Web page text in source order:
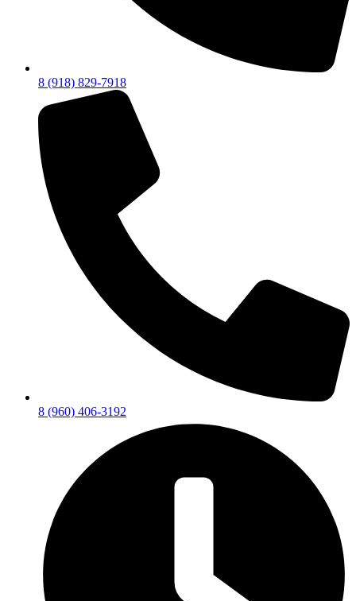
8 (918) 829-7918
8 (960) 406-3192